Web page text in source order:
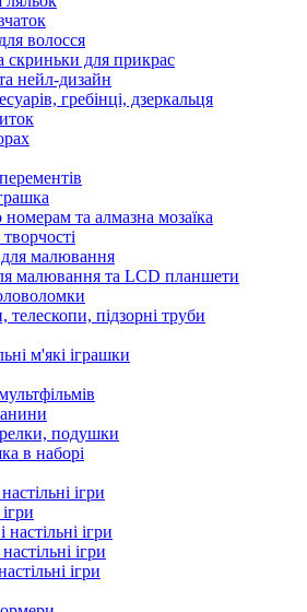
волосся
скриньки для прикрас
нейл-дизайн
гребінці, дзеркальця
та алмазна мозаїка
малювання
малювання та LCD планшети
телескопи, підзорні труби
м'які іграшки
подушки
в наборі
ігри
ігри
ігри
ігри